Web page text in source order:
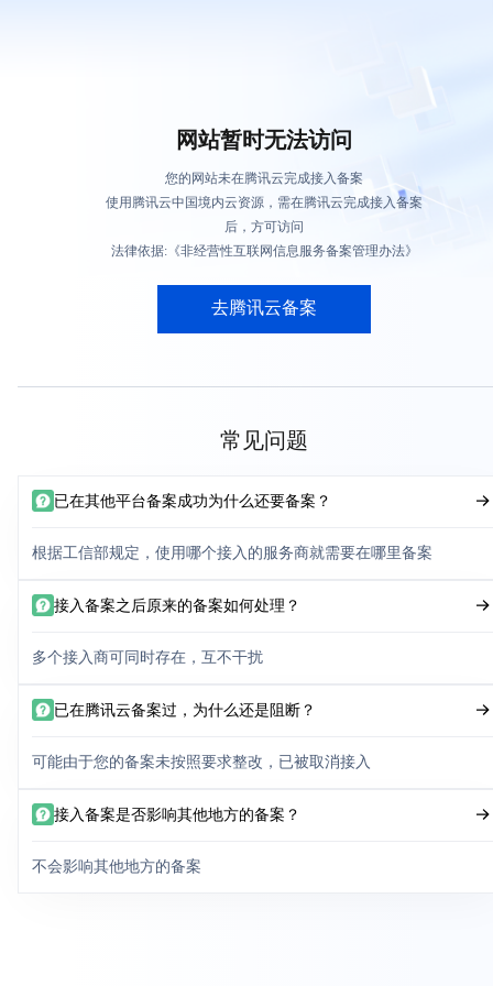
网站暂时无法访问
您的网站未在腾讯云完成接入备案
使用腾讯云中国境内云资源，需在腾讯云完成接入备案
后，方可访问
法律依据:《非经营性互联网信息服务备案管理办法》
去腾讯云备案
常见问题
已在其他平台备案成功为什么还要备案？
根据工信部规定，使用哪个接入的服务商就需要在哪里备案
接入备案之后原来的备案如何处理？
多个接入商可同时存在，互不干扰
已在腾讯云备案过，为什么还是阻断？
可能由于您的备案未按照要求整改，已被取消接入
接入备案是否影响其他地方的备案？
不会影响其他地方的备案